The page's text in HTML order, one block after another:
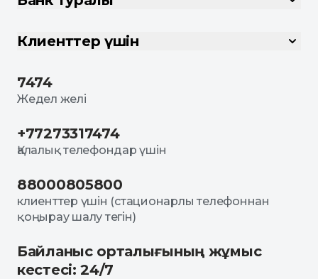
Клиенттер үшін
7474
Жедел желі
+77273317474
Қалалық телефондар үшін
88000805800
клиенттер үшін (стационарлы телефоннан
қоңырау шалу тегін)
Байланыс орталығының жұмыс
кестесі: 24/7